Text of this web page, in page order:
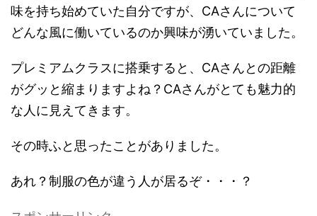
味を持ち始めていた自分ですが、CAさんについて
どんな風に働いているのか興味が湧いていました。
プレミアムクラスに搭乗すると、CAさんとの距離
がグッと縮まりますよね？CAさんがとても魅力的
な人に見えてきます。
その時ふと思ったことがありました。
あれ？制服の色が違う人が居るぞ・・・？